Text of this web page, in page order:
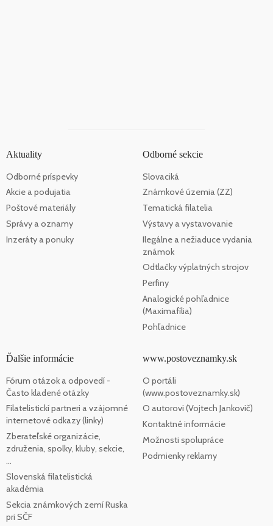
Aktuality
Odborné príspevky
Akcie a podujatia
Poštové materiály
Správy a oznamy
Inzeráty a ponuky
Odborné sekcie
Slovaciká
Známkové územia (ZZ)
Tematická filatelia
Výstavy a vystavovanie
Ilegálne a nežiaduce vydania
známok
Odtlačky výplatných strojov
Perfiny
Analogické pohľadnice
(Maximafília)
Pohľadnice
Ďalšie informácie
Fórum otázok a odpovedí -
Často kladené otázky
Filatelistickí partneri a vzájomné
internetové odkazy (linky)
Zberateľské organizácie,
združenia, spolky, kluby, sekcie,
...
Slovenská filatelistická
akadémia
Sekcia známkových zemí Ruska
pri SČF
www.postoveznamky.sk
O portáli
(www.postoveznamky.sk)
O autorovi (Vojtech Jankovič)
Kontaktné informácie
Možnosti spolupráce
Podmienky reklamy